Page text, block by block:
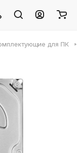
для ПК